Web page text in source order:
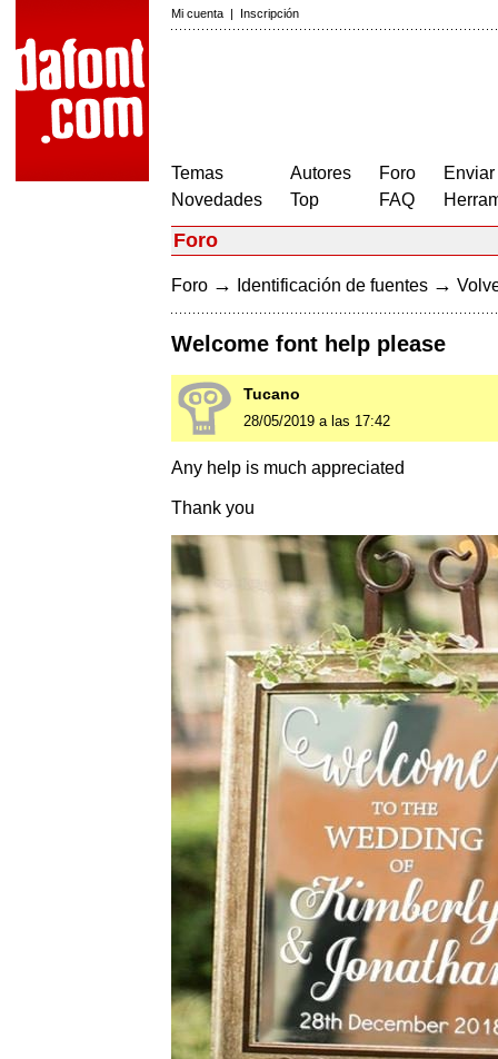
Mi cuenta | Inscripción
Temas
Novedades
Autores
Top
Foro
FAQ
Foro
Foro → Identificación de fuentes →
Welcome font help please
Tucano
28/05/2019 a las 17:42
Any help is much appreciated
Thank you